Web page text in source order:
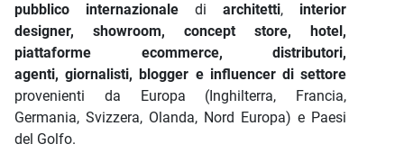
pubblico internazionale di architetti, interior
designer, showroom, concept store, hotel,
piattaforme ecommerce, distributori,
agenti, giornalisti, blogger e influencer di settore
provenienti da Europa (Inghilterra, Francia,
Germania, Svizzera, Olanda, Nord Europa) e Paesi
del Golfo.